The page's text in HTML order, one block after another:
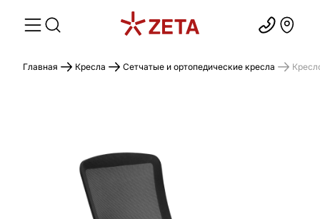
Главная Кресла Сетчатые и ортопедические кресла